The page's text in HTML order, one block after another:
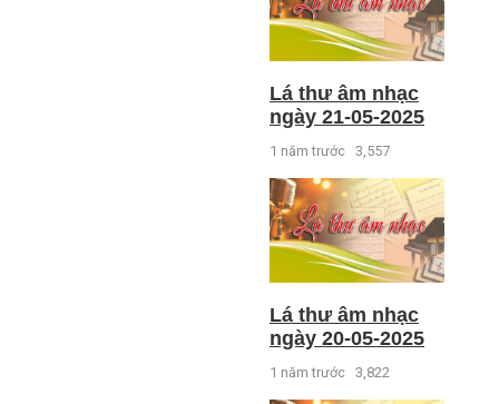
Lá thư âm nhạc
ngày 21-05-2025
1 năm trước 3,557
Lá thư âm nhạc
ngày 20-05-2025
1 năm trước 3,822